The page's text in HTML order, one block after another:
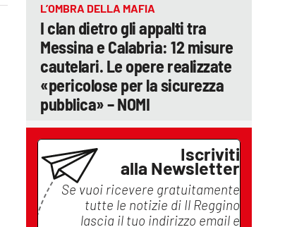
L’OMBRA DELLA MAFIA
I clan dietro gli appalti tra
Messina e Calabria: 12 misure
cautelari. Le opere realizzate
«pericolose per la sicurezza
pubblica» – NOMI
Iscriviti
alla Newsletter
Se vuoi ricevere gratuitamente
tutte le notizie di Il Reggino
lascia il tuo indirizzo email e